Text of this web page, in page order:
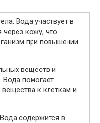
Вода участвует в
через кожу, что
при повышении
веществ и
Вода помогает
к клеткам и
содержится в